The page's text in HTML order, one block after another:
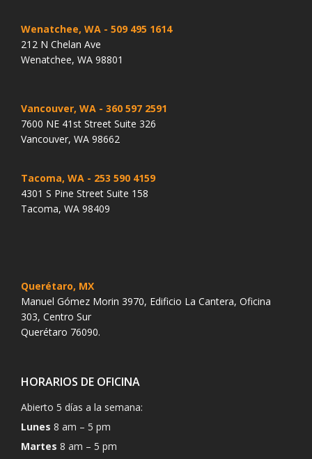
Wenatchee, WA - 509 495 1614
212 N Chelan Ave
Wenatchee, WA 98801
Vancouver, WA - 360 597 2591
7600 NE 41st Street Suite 326
Vancouver, WA 98662
Tacoma, WA - 253 590 4159
4301 S Pine Street Suite 158
Tacoma, WA 98409
Querétaro, MX
Manuel Gómez Morin 3970, Edificio La Cantera, Oficina
303, Centro Sur
Querétaro 76090.
HORARIOS DE OFICINA
Abierto 5 días a la semana:
Lunes 8 am – 5 pm
Martes 8 am – 5 pm